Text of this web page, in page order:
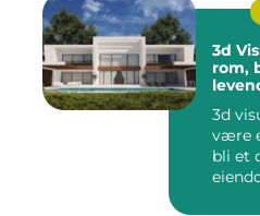
3d
rom,
3d
være
bli et